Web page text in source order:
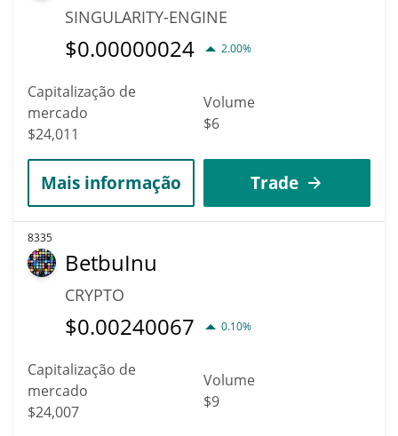
SINGULARITY-ENGINE
$0.00000024 2.00%
Capitalização de
mercado
$24,011
Volume
$6
Mais informação Trade
8335
BetbuInu
CRYPTO
$0.00240067 0.10%
Capitalização de
mercado
$24,007
Volume
$9